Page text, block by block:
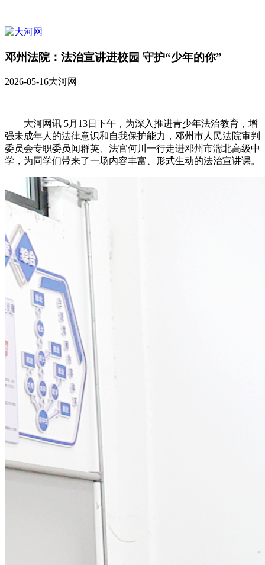
邓州法院：法治宣讲进校园 守护“少年的你”
2026-05-16大河网
大河网讯 5月13日下午，为深入推进青少年法治教育，增
强未成年人的法律意识和自我保护能力，邓州市人民法院审判
委员会专职委员闻群英、法官何川一行走进邓州市湍北高级中
学，为同学们带来了一场内容丰富、形式生动的法治宣讲课。